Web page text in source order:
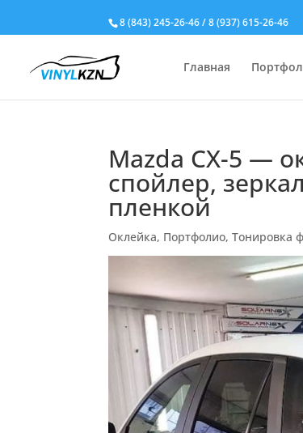
8 (843) 245-26-46/8 (937) 615-26-46
Главная
Mazda CX-5 —
спойлер,
пленкой
Оклейка, Портфолио,Тонировка